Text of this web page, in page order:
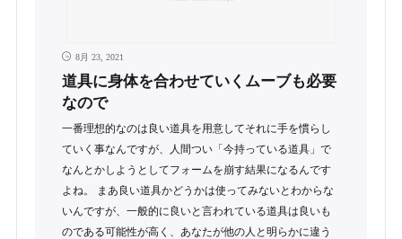
8月 23, 2021
道具に身体を合わせていくムーブも必要
なので
一番理想的なのは良い道具を用意してそれに手を慣らし
ていく事なんですが、人間つい「今持っている道具」で
なんとかしようとしてフォームを崩す結果になるんです
よね。 まあ良い道具かどうかは使ってみないとわからな
いんですが、一般的に良いと言われている道具は良いも
のである可能性が高く、あなたが他の人と明らかに違う